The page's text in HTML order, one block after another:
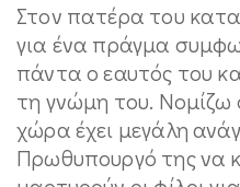
Στον πατέρα του
για ένα πράγμα
πάντα ο εαυτός του
τη γνώμη του. Νομίζω
χώρα έχει μεγάλη
Πρωθυπουργό της να